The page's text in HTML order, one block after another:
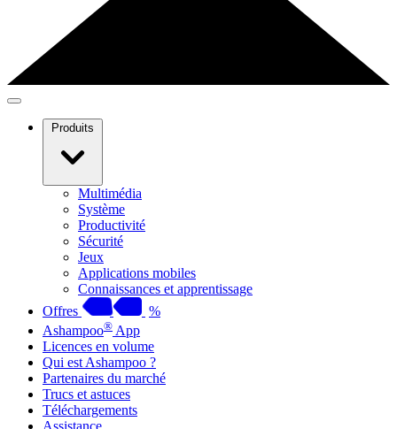
Produits
Multimédia
Système
Productivité
Sécurité
Jeux
Applications mobiles
Connaissances et apprentissage
Offres
%
Ashampoo® App
Licences en volume
Qui est Ashampoo ?
Partenaires du marché
Trucs et astuces
Téléchargements